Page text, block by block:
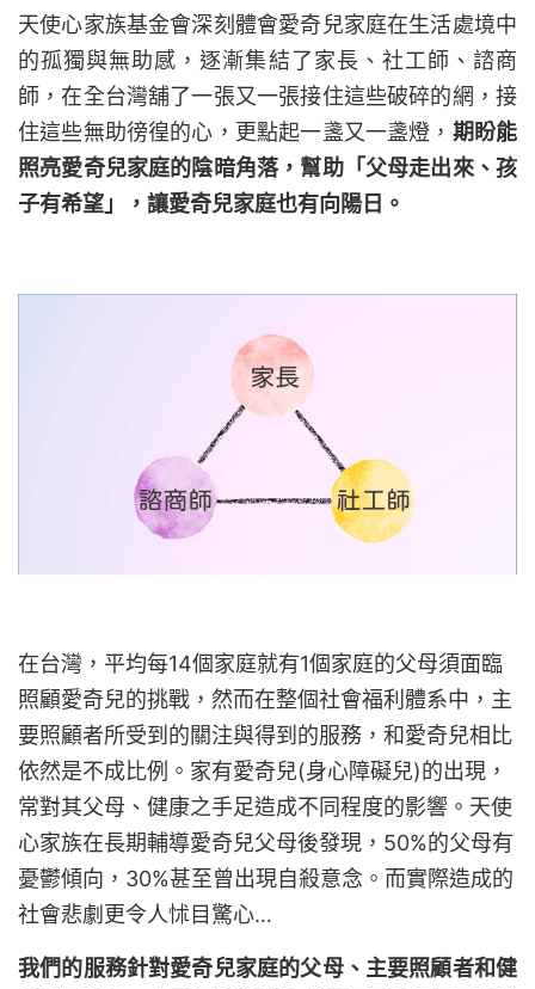
天使心家族基金會深刻體會愛奇兒家庭在生活處境中
的孤獨與無助感，逐漸集結了家長、社工師、諮商
師，在全台灣舖了一張又一張接住這些破碎的網，接
住這些無助徬徨的心，更點起一盞又一盞燈， 期盼能
照亮愛奇兒家庭的陰暗角落，幫助「父母走出來、孩
子有希望」，讓愛奇兒家庭也有向陽日。
在台灣，平均每14個家庭就有1個家庭的父母須面臨
照顧愛奇兒的挑戰，然而在整個社會福利體系中，主
要照顧者所受到的關注與得到的服務，和愛奇兒相比
依然是不成比例。家有愛奇兒(身心障礙兒)的出現，
常對其父母、健康之手足造成不同程度的影響。天使
心家族在長期輔導愛奇兒父母後發現，50%的父母有
憂鬱傾向，30%甚至曾出現自殺意念。而實際造成的
社會悲劇更令人怵目驚心…
我們的服務針對愛奇兒家庭的父母、主要照顧者和健